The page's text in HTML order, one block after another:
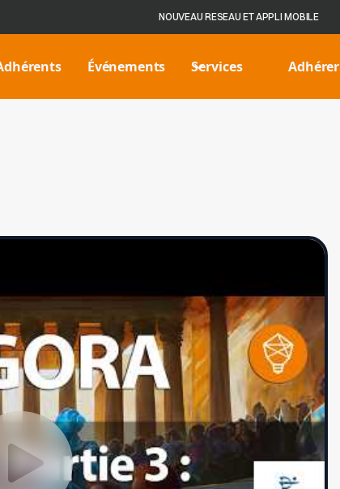
NOUVEAU RESEAU ET APPLI MOBILE
Événements Services Adhérer